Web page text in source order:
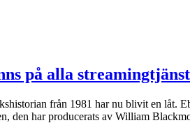
på alla
från 1981 har nu blivit en låt.
den har producerats av William